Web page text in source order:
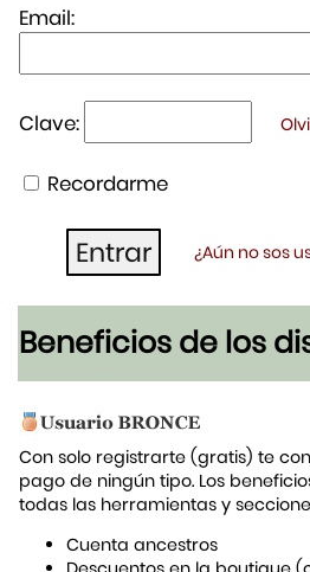
Email:
Clave:
Recordarme
¿Aún no sos
Beneficios de los
Con solo registrarte (gratis) te
pago de ningún tipo. Los
todas las herramientas y
Cuenta ancestros